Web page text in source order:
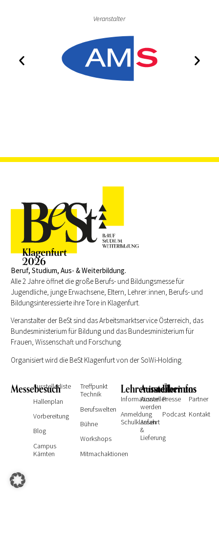
Veranstalter
Beruf, Studium, Aus- & Weiterbildung.
Alle 2 Jahre öffnet die große Berufs- und Bildungsmesse für
Jugendliche, junge Erwachsene, Eltern, Lehrer:innen, Berufs- und
Bildungsinteressierte ihre Tore in Klagenfurt.
Veranstalter der BeSt sind das Arbeitsmarktservice Österreich, das
Bundesministerium für Bildung und das Bundesministerium für
Frauen, Wissenschaft und Forschung.
Organisiert wird die BeSt Klagenfurt von der SoWi-Holding.
Messebesuch
Ausstellerliste
Hallenplan
Vorbereitung
Blog
Campus
Kärnten
Treffpunkt
Technik
Berufswelten
Bühne
Workshops
Mitmachaktionen
Lehrer:innen
Informationen
Anmeldung
Schulklassen
Ausstellerinfos
Aussteller
werden
Anfahrt
&
Lieferung
Über uns
Presse
Podcast
Partner
Kontakt